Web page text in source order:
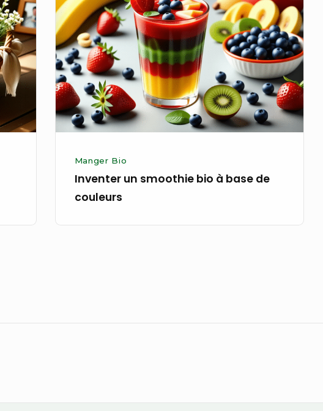
smoothie
bio
à
base
de
couleurs
Manger Bio
Inventer un smoothie bio à base de
couleurs